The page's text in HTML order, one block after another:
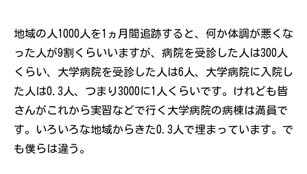
地域の人1000人を1ヵ月間追跡すると、何か体調が悪くな
った人が9割くらいいますが、病院を受診した人は300人
くらい、大学病院を受診した人は6人、大学病院に入院し
た人は0.3人、つまり3000に1人くらいです。けれども皆
さんがこれから実習などで行く大学病院の病棟は満員で
す。いろいろな地域からきた0.3人で埋まっています。で
も僕らは違う。